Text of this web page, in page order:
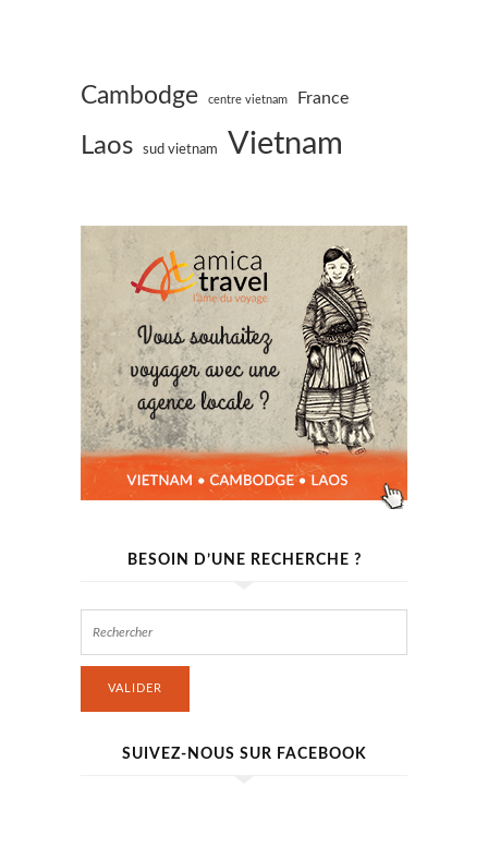
Cambodge centre vietnam France
Laos sud vietnam Vietnam
BESOIN D’UNE RECHERCHE ?
VALIDER
SUIVEZ-NOUS SUR FACEBOOK